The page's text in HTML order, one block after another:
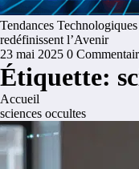
Tendances
redéfinissent l’Avenir
23 mai 2025 0
Étiquette:
Accueil
sciences occultes